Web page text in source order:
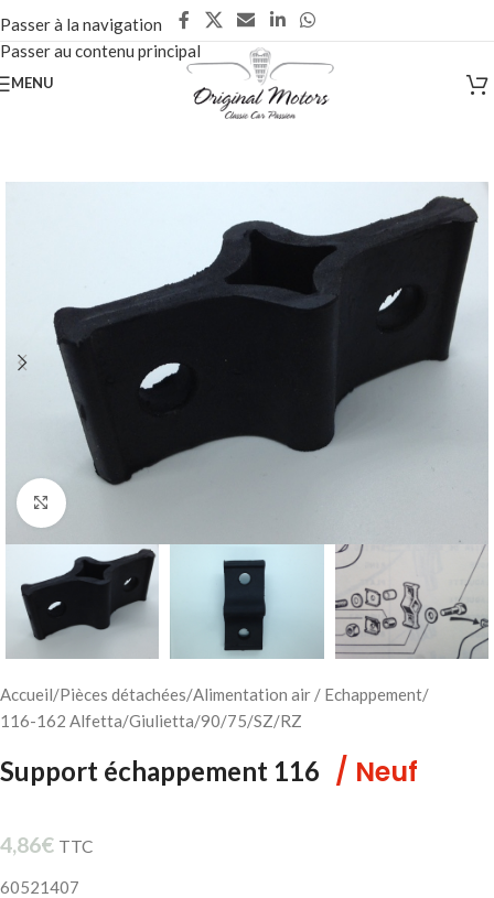
Passer à la navigation
Passer au contenu principal
MENU
Cliquez pour agrandir
Accueil/Pièces détachées/Alimentation air / Echappement/
116-162 Alfetta/Giulietta/90/75/SZ/RZ
Support échappement 116 / Neuf
4,86€ TTC
60521407